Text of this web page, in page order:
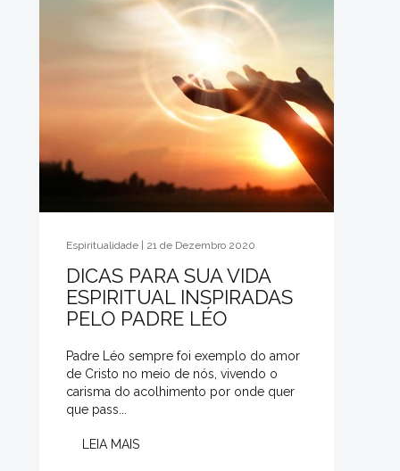
Espiritualidade | 21 de Dezembro 2020
DICAS PARA SUA VIDA
ESPIRITUAL INSPIRADAS
PELO PADRE LÉO
Padre Léo sempre foi exemplo do amor
de Cristo no meio de nós, vivendo o
carisma do acolhimento por onde quer
que pass...
LEIA MAIS